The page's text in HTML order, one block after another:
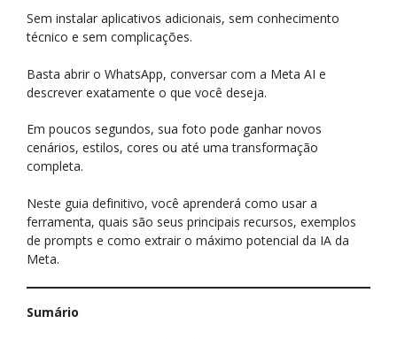
Sem instalar aplicativos adicionais, sem conhecimento
técnico e sem complicações.
Basta abrir o WhatsApp, conversar com a Meta AI e
descrever exatamente o que você deseja.
Em poucos segundos, sua foto pode ganhar novos
cenários, estilos, cores ou até uma transformação
completa.
Neste guia definitivo, você aprenderá como usar a
ferramenta, quais são seus principais recursos, exemplos
de prompts e como extrair o máximo potencial da IA da
Meta.
Sumário